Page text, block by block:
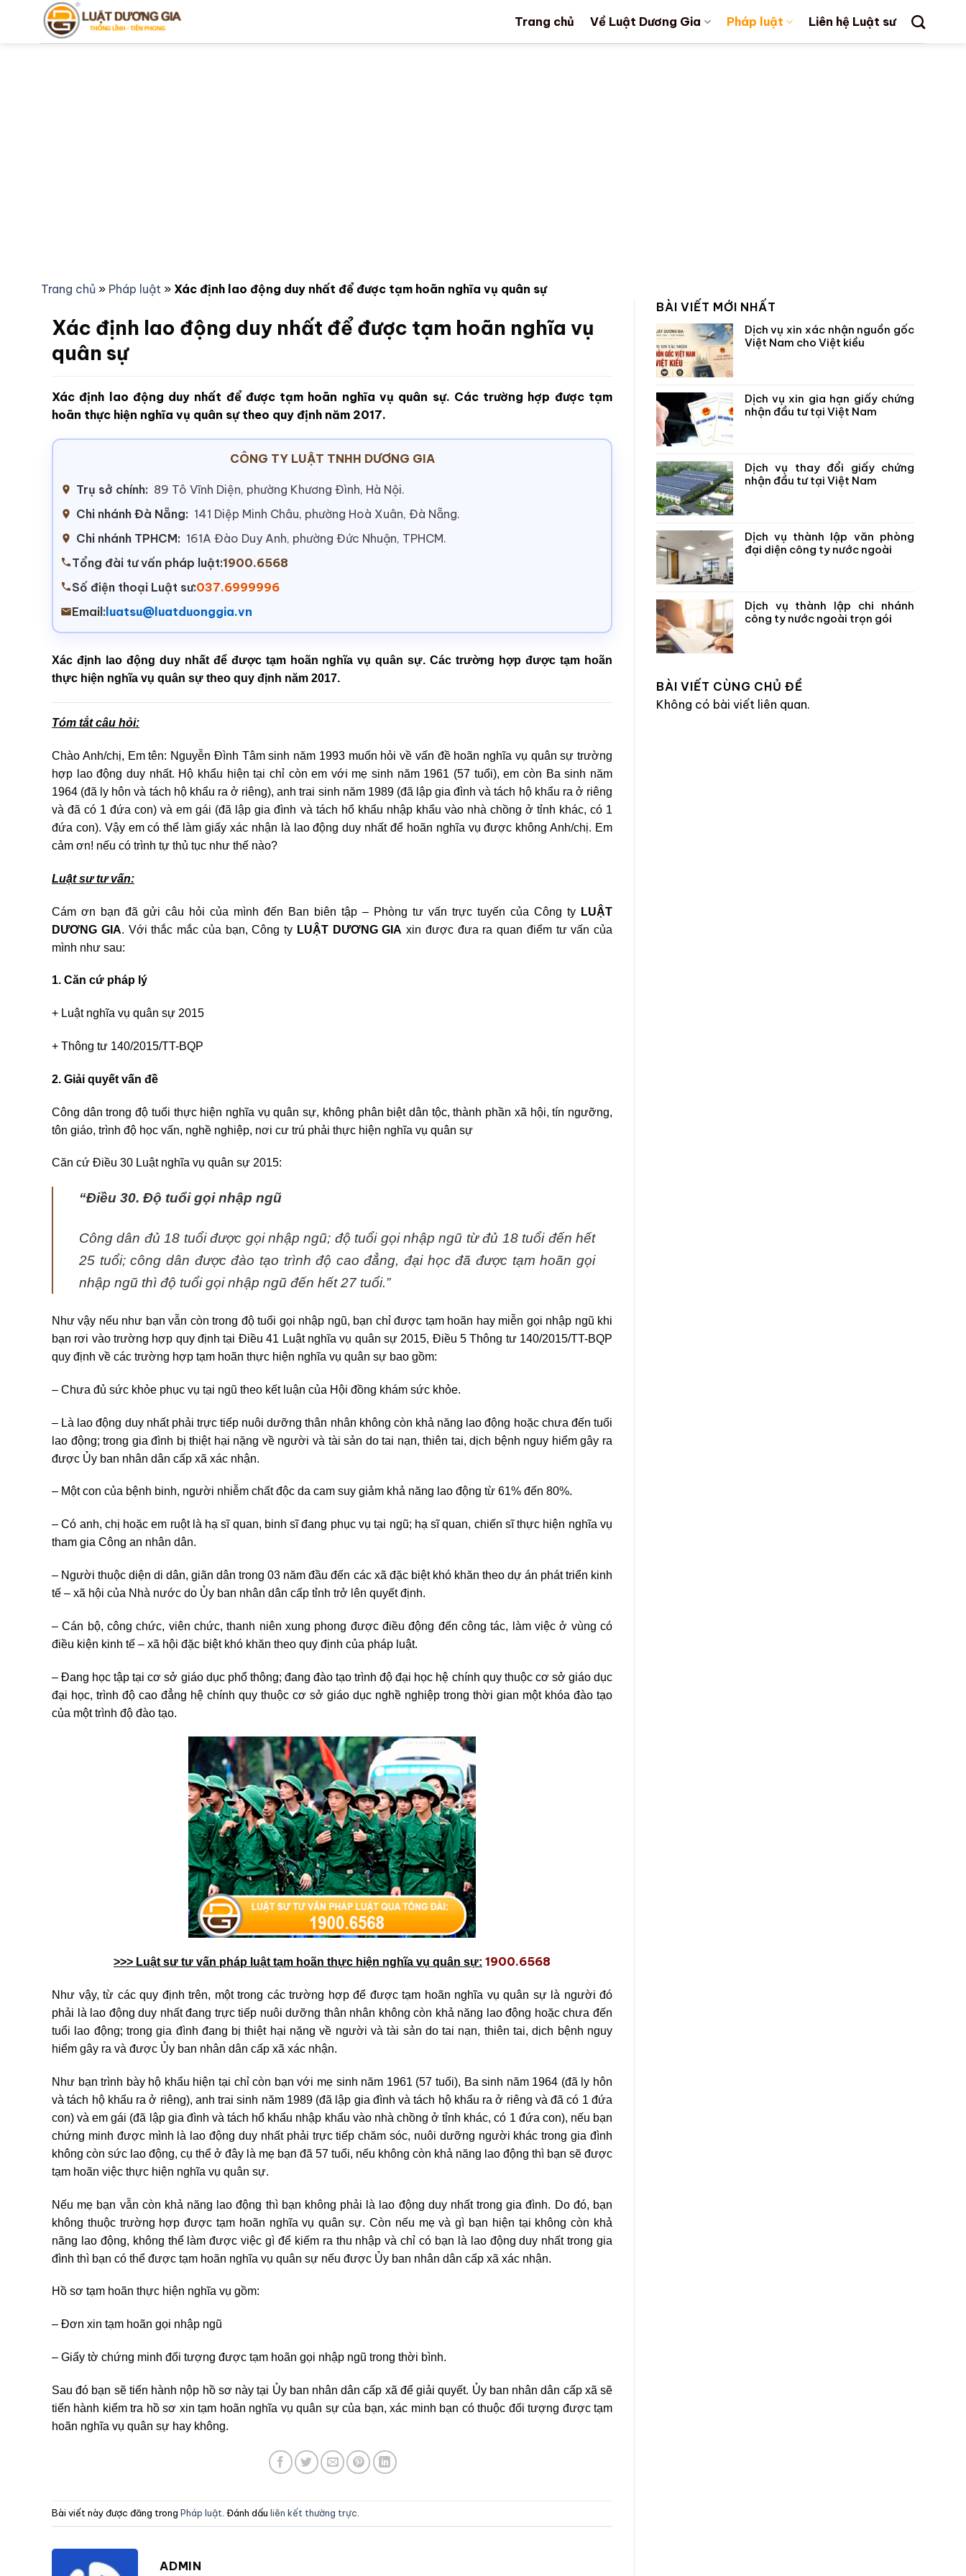
Trang chủ Về Luật Dương Gia Pháp luật Liên hệ Luật sư
Trang chủ » Pháp luật » Xác định lao động duy nhất để được tạm hoãn nghĩa vụ quân sự
Xác định lao động duy nhất để được tạm hoãn nghĩa vụ
quân sự
Xác định lao động duy nhất để được tạm hoãn nghĩa vụ quân sự. Các trường hợp được tạm
hoãn thực hiện nghĩa vụ quân sự theo quy định năm 2017.
CÔNG TY LUẬT TNHH DƯƠNG GIA
Trụ sở chính: 89 Tô Vĩnh Diện, phường Khương Đình, Hà Nội.
Chi nhánh Đà Nẵng: 141 Diệp Minh Châu, phường Hoà Xuân, Đà Nẵng.
Chi nhánh TPHCM: 161A Đào Duy Anh, phường Đức Nhuận, TPHCM.
Tổng đài tư vấn pháp luật:1900.6568
Số điện thoại Luật sư:037.6999996
Email: luatsu@luatduonggia.vn
Xác định lao động duy nhất để được tạm hoãn nghĩa vụ quân sự. Các trường hợp được tạm hoãn
thực hiện nghĩa vụ quân sự theo quy định năm 2017.
Tóm tắt câu hỏi:
Chào Anh/chị, Em tên: Nguyễn Đình Tâm sinh năm 1993 muốn hỏi về vấn đề hoãn nghĩa vụ quân sự trường
hợp lao động duy nhất. Hộ khẩu hiện tại chỉ còn em với mẹ sinh năm 1961 (57 tuổi), em còn Ba sinh năm
1964 (đã ly hôn và tách hộ khẩu ra ở riêng), anh trai sinh năm 1989 (đã lập gia đình và tách hộ khẩu ra ở riêng
và đã có 1 đứa con) và em gái (đã lập gia đình và tách hổ khẩu nhập khẩu vào nhà chồng ở tỉnh khác, có 1
đứa con). Vậy em có thể làm giấy xác nhận là lao động duy nhất để hoãn nghĩa vụ được không Anh/chị. Em
cảm ơn! nếu có trình tự thủ tục như thế nào?
Luật sư tư vấn:
Cám ơn bạn đã gửi câu hỏi của mình đến Ban biên tập – Phòng tư vấn trực tuyến của Công ty LUẬT
DƯƠNG GIA. Với thắc mắc của bạn, Công ty LUẬT DƯƠNG GIA xin được đưa ra quan điểm tư vấn của
mình như sau:
1. Căn cứ pháp lý
+ Luật nghĩa vụ quân sự 2015
+ Thông tư 140/2015/TT-BQP
2. Giải quyết vấn đề
Công dân trong độ tuổi thực hiện nghĩa vụ quân sự, không phân biệt dân tộc, thành phần xã hội, tín ngưỡng,
tôn giáo, trình độ học vấn, nghề nghiệp, nơi cư trú phải thực hiện nghĩa vụ quân sự
Căn cứ Điều 30 Luật nghĩa vụ quân sự 2015:
“Điều 30. Độ tuổi gọi nhập ngũ
Công dân đủ 18 tuổi được gọi nhập ngũ; độ tuổi gọi nhập ngũ từ đủ 18 tuổi đến hết
25 tuổi; công dân được đào tạo trình độ cao đẳng, đại học đã được tạm hoãn gọi
nhập ngũ thì độ tuổi gọi nhập ngũ đến hết 27 tuổi.”
Như vậy nếu như bạn vẫn còn trong độ tuổi gọi nhập ngũ, bạn chỉ được tạm hoãn hay miễn gọi nhập ngũ khi
bạn rơi vào trường hợp quy định tại Điều 41 Luật nghĩa vụ quân sự 2015, Điều 5 Thông tư 140/2015/TT-BQP
quy định về các trường hợp tạm hoãn thực hiện nghĩa vụ quân sự bao gồm:
– Chưa đủ sức khỏe phục vụ tại ngũ theo kết luận của Hội đồng khám sức khỏe.
– Là lao động duy nhất phải trực tiếp nuôi dưỡng thân nhân không còn khả năng lao động hoặc chưa đến tuổi
lao động; trong gia đình bị thiệt hại nặng về người và tài sản do tai nạn, thiên tai, dịch bệnh nguy hiểm gây ra
được Ủy ban nhân dân cấp xã xác nhận.
– Một con của bệnh binh, người nhiễm chất độc da cam suy giảm khả năng lao động từ 61% đến 80%.
– Có anh, chị hoặc em ruột là hạ sĩ quan, binh sĩ đang phục vụ tại ngũ; hạ sĩ quan, chiến sĩ thực hiện nghĩa vụ
tham gia Công an nhân dân.
– Người thuộc diện di dân, giãn dân trong 03 năm đầu đến các xã đặc biệt khó khăn theo dự án phát triển kinh
tế – xã hội của Nhà nước do Ủy ban nhân dân cấp tỉnh trở lên quyết định.
– Cán bộ, công chức, viên chức, thanh niên xung phong được điều động đến công tác, làm việc ở vùng có
điều kiện kinh tế – xã hội đặc biệt khó khăn theo quy định của pháp luật.
– Đang học tập tại cơ sở giáo dục phổ thông; đang đào tạo trình độ đại học hệ chính quy thuộc cơ sở giáo dục
đại học, trình độ cao đẳng hệ chính quy thuộc cơ sở giáo dục nghề nghiệp trong thời gian một khóa đào tạo
của một trình độ đào tạo.
>>> Luật sư tư vấn pháp luật tạm hoãn thực hiện nghĩa vụ quân sự: 1900.6568
Như vậy, từ các quy định trên, một trong các trường hợp để được tạm hoãn nghĩa vụ quân sự là người đó
phải là lao động duy nhất đang trực tiếp nuôi dưỡng thân nhân không còn khả năng lao động hoặc chưa đến
tuổi lao động; trong gia đình đang bị thiệt hại nặng về người và tài sản do tai nạn, thiên tai, dịch bệnh nguy
hiểm gây ra và được Ủy ban nhân dân cấp xã xác nhận.
Như bạn trình bày hộ khẩu hiện tại chỉ còn bạn với mẹ sinh năm 1961 (57 tuổi), Ba sinh năm 1964 (đã ly hôn
và tách hộ khẩu ra ở riêng), anh trai sinh năm 1989 (đã lập gia đình và tách hộ khẩu ra ở riêng và đã có 1 đứa
con) và em gái (đã lập gia đình và tách hổ khẩu nhập khẩu vào nhà chồng ở tỉnh khác, có 1 đứa con), nếu bạn
chứng minh được mình là lao động duy nhất phải trực tiếp chăm sóc, nuôi dưỡng người khác trong gia đình
không còn sức lao động, cụ thể ở đây là mẹ bạn đã 57 tuổi, nếu không còn khả năng lao động thì bạn sẽ được
tạm hoãn việc thực hiện nghĩa vụ quân sự.
Nếu mẹ bạn vẫn còn khả năng lao động thì bạn không phải là lao động duy nhất trong gia đình. Do đó, bạn
không thuộc trường hợp được tạm hoãn nghĩa vụ quân sự. Còn nếu mẹ và gì bạn hiện tại không còn khả
năng lao động, không thể làm được việc gì để kiếm ra thu nhập và chỉ có bạn là lao động duy nhất trong gia
đình thì bạn có thể được tạm hoãn nghĩa vụ quân sự nếu được Ủy ban nhân dân cấp xã xác nhận.
Hồ sơ tạm hoãn thực hiện nghĩa vụ gồm:
– Đơn xin tạm hoãn gọi nhập ngũ
– Giấy tờ chứng minh đối tượng được tạm hoãn gọi nhập ngũ trong thời bình.
Sau đó bạn sẽ tiến hành nộp hồ sơ này tại Ủy ban nhân dân cấp xã để giải quyết. Ủy ban nhân dân cấp xã sẽ
tiến hành kiểm tra hồ sơ xin tạm hoãn nghĩa vụ quân sự của bạn, xác minh bạn có thuộc đối tượng được tạm
hoãn nghĩa vụ quân sự hay không.
Bài viết này được đăng trong Pháp luật . Đánh dấu liên kết thường trực
ADMIN
BÀI VIẾT MỚI NHẤT
Dịch vụ xin xác nhận nguồn gốc
Việt Nam cho Việt kiều
Dịch vụ xin gia hạn giấy chứng
nhận đầu tư tại Việt Nam
Dịch vụ thay đổi giấy chứng
nhận đầu tư tại Việt Nam
Dịch vụ thành lập văn phòng
đại diện công ty nước ngoài
Dịch vụ thành lập chi nhánh
công ty nước ngoài trọn gói
BÀI VIẾT CÙNG CHỦ ĐỀ
Không có bài viết liên quan.